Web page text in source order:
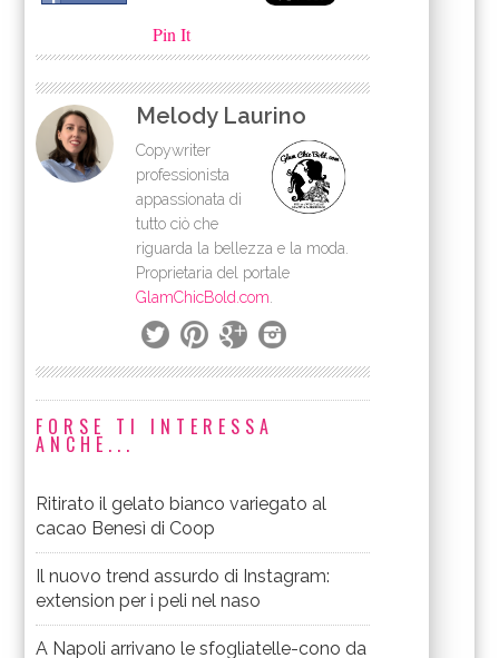
Pin It
Melody Laurino
Copywriter
professionista
appassionata di
tutto ciò che
riguarda la bellezza e la moda.
Proprietaria del portale
GlamChicBold.com
FORSE TI INTERESSA
ANCHE...
Ritirato il gelato bianco variegato al
cacao Benesì di Coop
Il nuovo trend assurdo di Instagram:
extension per i peli nel naso
A Napoli arrivano le sfogliatelle-cono da